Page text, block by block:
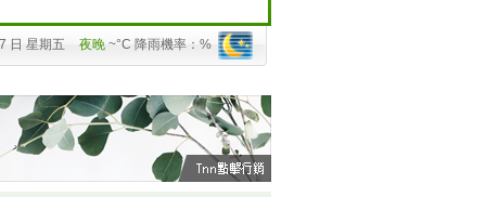
日 星期五 夜晚 ~°C 降雨機率：%